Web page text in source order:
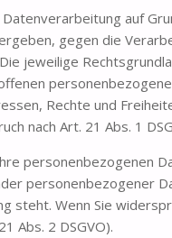
auf
gegen die
jeweilige
Rechte und
nach Art. 21 Abs. 1
personenbezogenen
personenbezogener
steht. Wenn Sie
Abs. 2 DSGVO).